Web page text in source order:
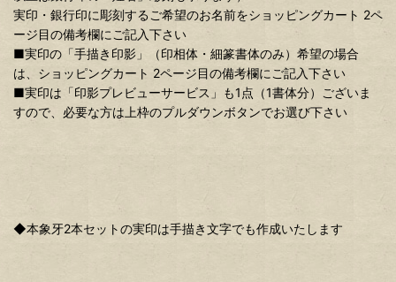
実印・銀行印に彫刻するご希望のお名前をショッピングカート 2ペ
ージ目の備考欄にご記入下さい
■実印の「手描き印影」（印相体・細篆書体のみ）希望の場合
は、ショッピングカート 2ページ目の備考欄にご記入下さい
■実印は「印影プレビューサービス」も1点（1書体分）ございま
すので、必要な方は上枠のプルダウンボタンでお選び下さい
◆本象牙2本セットの実印は手描き文字でも作成いたします